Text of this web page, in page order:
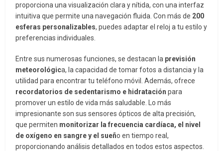
proporciona una visualización clara y nítida, con una interfaz
intuitiva que permite una navegación fluida. Con más de 200
esferas personalizables, puedes adaptar el reloj a tu estilo y
preferencias individuales.
Entre sus numerosas funciones, se destacan la previsión
meteorológica, la capacidad de tomar fotos a distancia y la
utilidad para encontrar tu teléfono móvil. Además, ofrece
recordatorios de sedentarismo e hidrataciónpara
promover un estilo de vida más saludable. Lo más
impresionante son sus sensores ópticos de alta precisión,
que permiten monitorizar la frecuencia cardíaca, el nivel
de oxígeno en sangre y el sueño en tiempo real,
proporcionando análisis detallados en todos estos aspectos.